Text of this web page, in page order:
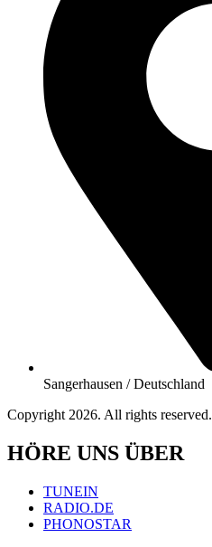
Sangerhausen / Deutschland
Copyright 2026. All rights reserved.
HÖRE UNS ÜBER
TUNEIN
RADIO.DE
PHONOSTAR